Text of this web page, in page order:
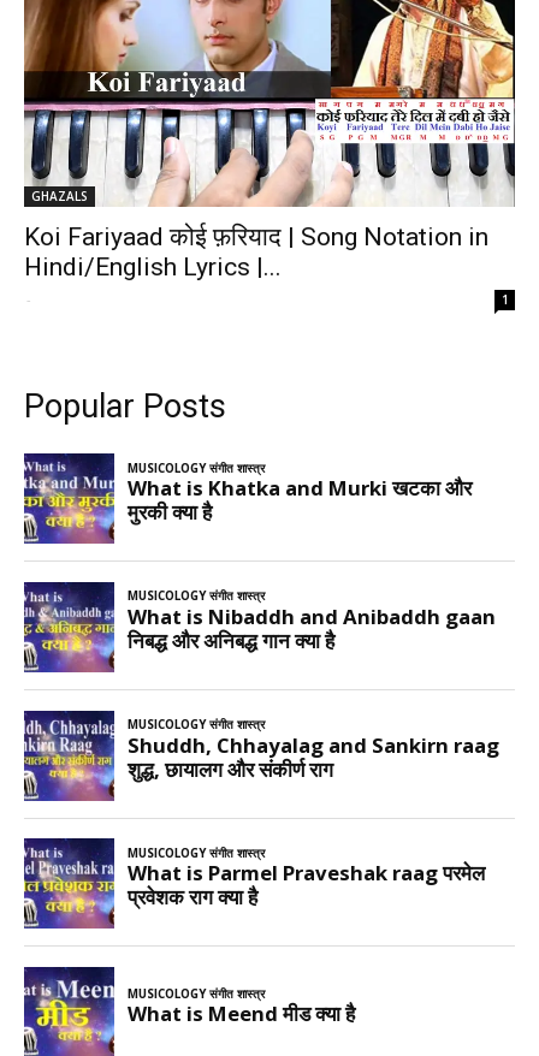
GHAZALS
Koi Fariyaad कोई फ़रियाद | Song Notation in
Hindi/English Lyrics |...
- 1
Popular Posts